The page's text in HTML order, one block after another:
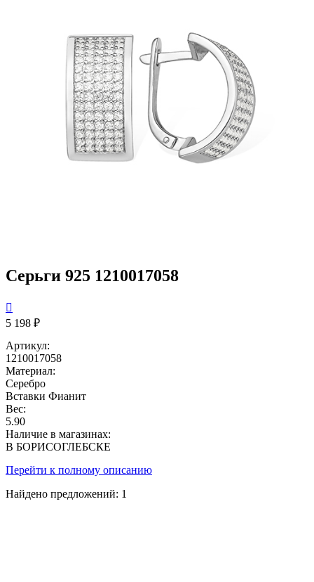
Серьги 925 1210017058

5 198 ₽
Артикул:
1210017058
Материал:
Серебро
Вставки Фианит
Вес:
5.90
Наличие в магазинах:
В БОРИСОГЛЕБСКЕ
Перейти к полному описанию
Найдено предложений: 1